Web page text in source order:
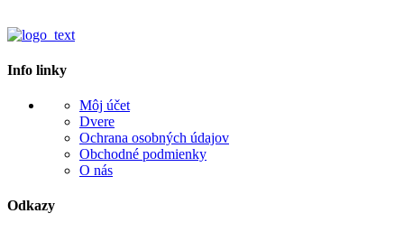
Info linky
Môj účet
Dvere
Ochrana osobných údajov
Obchodné podmienky
O nás
Odkazy